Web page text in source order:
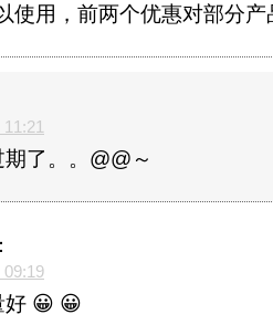
使用，前两个优惠对部分
了。。@@～
09:19
好 😀 😀